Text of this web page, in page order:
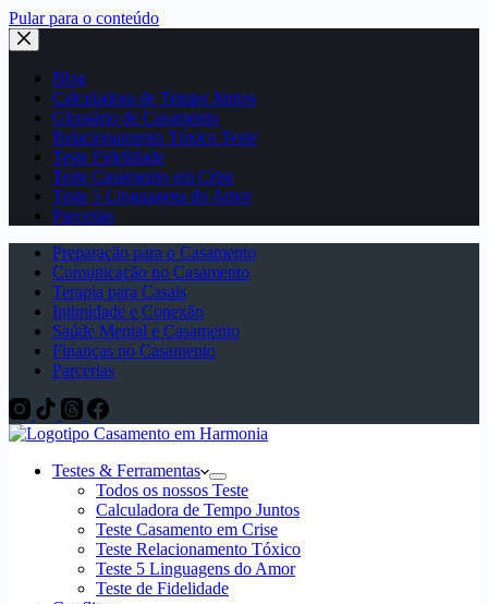
Pular para o conteúdo
Blog
Calculadora de Tempo Juntos
Glossário de Casamento
Relacionamento Tóxico Teste
Teste Fidelidade
Teste Casamento em Crise
Teste 5 Linguagens do Amor
Parcerias
Preparação para o Casamento
Comunicação no Casamento
Terapia para Casais
Intimidade e Conexão
Saúde Mental e Casamento
Finanças no Casamento
Parcerias
Testes & Ferramentas
Todos os nossos Teste
Calculadora de Tempo Juntos
Teste Casamento em Crise
Teste Relacionamento Tóxico
Teste 5 Linguagens do Amor
Teste de Fidelidade